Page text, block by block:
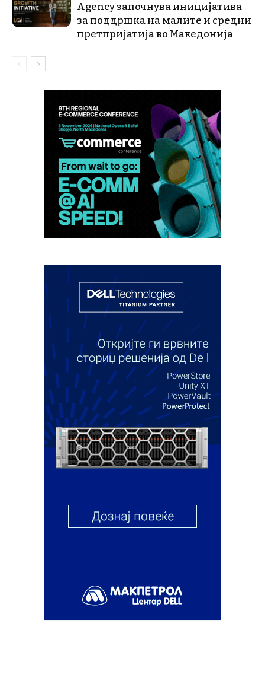
Agency започнува иницијатива
за поддршка на малите и средни
претпријатија во Македонија